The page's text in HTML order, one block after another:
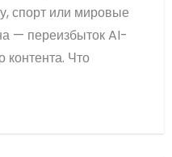
спорт или мировые
— переизбыток AI-
контента. Что